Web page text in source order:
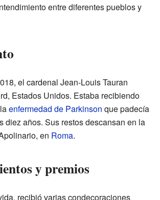
entre diferentes pueblos y
el cardenal Jean-Louis Tauran
Estados Unidos. Estaba recibiendo
enfermedad de Parkinson que padecía
diez años. Sus restos descansan en la
en Roma.
y premios
recibió varias condecoraciones